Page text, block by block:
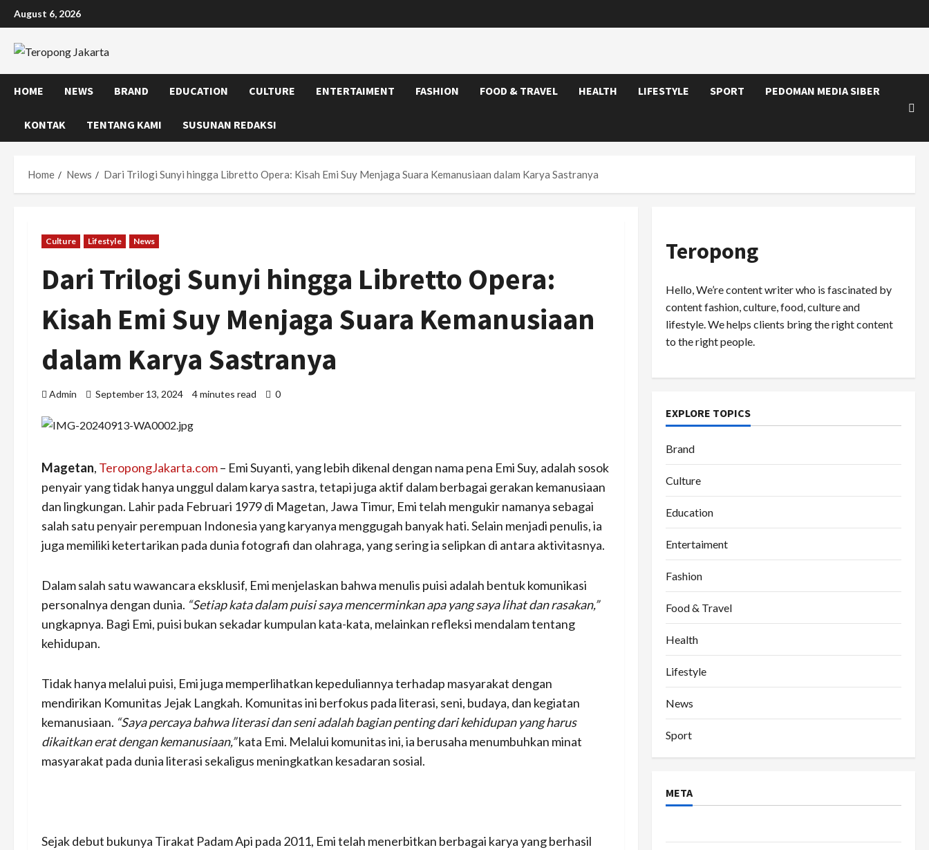
Skip
to
content
August 6, 2026
HOME NEWS BRAND EDUCATION CULTURE ENTERTAIMENT FASHION FOOD & TRAVEL HEALTH LIFESTYLE SPORT PEDOMAN MEDIA SIBER
KONTAK TENTANG KAMI SUSUNAN REDAKSI
Home News Dari Trilogi Sunyi hingga Libretto Opera: Kisah Emi Suy Menjaga Suara Kemanusiaan dalam Karya Sastranya
Culture Lifestyle News
Dari Trilogi Sunyi hingga Libretto Opera:
Kisah Emi Suy Menjaga Suara Kemanusiaan
dalam Karya Sastranya
Admin September 13, 2024 4 minutes read 0
Magetan, TeropongJakarta.com– Emi Suyanti, yang lebih dikenal dengan nama pena Emi Suy, adalah sosok
penyair yang tidak hanya unggul dalam karya sastra, tetapi juga aktif dalam berbagai gerakan kemanusiaan
dan lingkungan. Lahir pada Februari 1979 di Magetan, Jawa Timur, Emi telah mengukir namanya sebagai
salah satu penyair perempuan Indonesia yang karyanya menggugah banyak hati. Selain menjadi penulis, ia
juga memiliki ketertarikan pada dunia fotografi dan olahraga, yang sering ia selipkan di antara aktivitasnya.
Dalam salah satu wawancara eksklusif, Emi menjelaskan bahwa menulis puisi adalah bentuk komunikasi
personalnya dengan dunia. “Setiap kata dalam puisi saya mencerminkan apa yang saya lihat dan rasakan,”
ungkapnya. Bagi Emi, puisi bukan sekadar kumpulan kata-kata, melainkan refleksi mendalam tentang
kehidupan.
Tidak hanya melalui puisi, Emi juga memperlihatkan kepeduliannya terhadap masyarakat dengan
mendirikan Komunitas Jejak Langkah. Komunitas ini berfokus pada literasi, seni, budaya, dan kegiatan
kemanusiaan. “Saya percaya bahwa literasi dan seni adalah bagian penting dari kehidupan yang harus
dikaitkan erat dengan kemanusiaan,”kata Emi. Melalui komunitas ini, ia berusaha menumbuhkan minat
masyarakat pada dunia literasi sekaligus meningkatkan kesadaran sosial.
Sejak debut bukunya Tirakat Padam Api pada 2011, Emi telah menerbitkan berbagai karya yang berhasil
Teropong
Hello, We’re content writer who is fascinated by
content fashion, culture, food, culture and
lifestyle. We helps clients bring the right content
to the right people.
EXPLORE TOPICS
Brand
Culture
Education
Entertaiment
Fashion
Food & Travel
Health
Lifestyle
News
Sport
META